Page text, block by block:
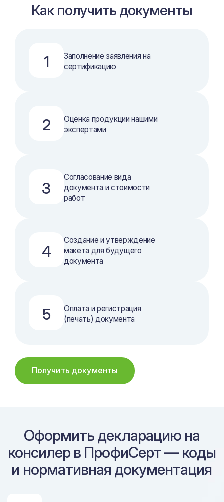
Как получить документы
1
Заполнение заявления на
сертификацию
2
Оценка продукции нашими
экспертами
3
Согласование вида
документа и стоимости
работ
4
Создание и утверждение
макета для будущего
документа
5
Оплата и регистрация
(печать) документа
Получить документы
Оформить декларацию на
консилер в ПрофиСерт — коды
и нормативная документация